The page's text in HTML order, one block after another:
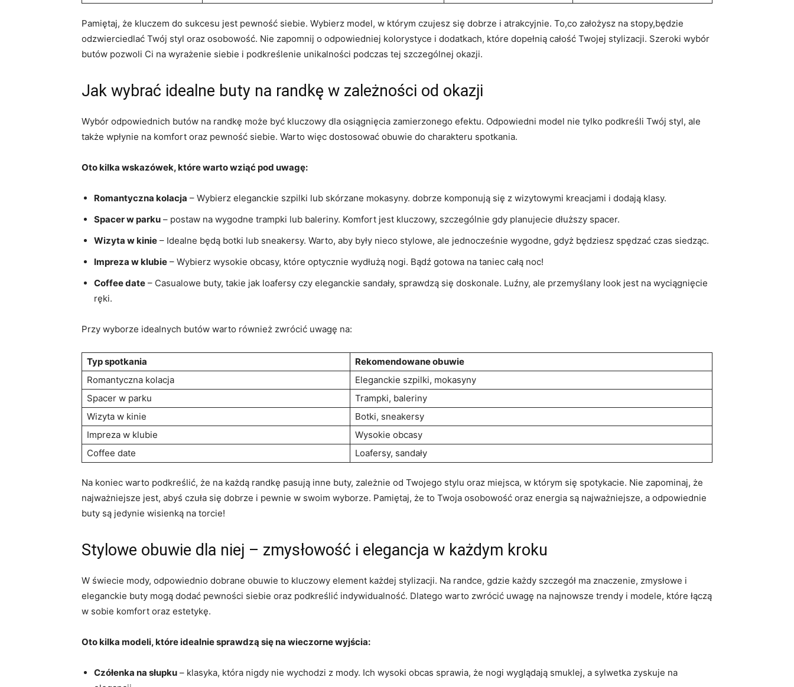
Pamiętaj, że kluczem do sukcesu jest pewność siebie. Wybierz model, w którym czujesz się dobrze i atrakcyjnie. To,co założysz na stopy,będzie
odzwierciedlać Twój styl oraz osobowość. Nie zapomnij o odpowiedniej kolorystyce i dodatkach, które dopełnią całość Twojej stylizacji. Szeroki wybór
butów pozwoli Ci na wyrażenie siebie i podkreślenie unikalności podczas tej szczególnej okazji.
Jak wybrać idealne buty na randkę w zależności od okazji
Wybór odpowiednich butów na randkę może być kluczowy dla osiągnięcia zamierzonego efektu. Odpowiedni model nie tylko podkreśli Twój styl, ale
także wpłynie na komfort oraz pewność siebie. Warto więc dostosować obuwie do charakteru spotkania.
Oto kilka wskazówek, które warto wziąć pod uwagę:
Romantyczna kolacja – Wybierz eleganckie szpilki lub skórzane mokasyny. dobrze komponują się z wizytowymi kreacjami i dodają klasy.
Spacer w parku – postaw na wygodne trampki lub baleriny. Komfort jest kluczowy, szczególnie gdy planujecie dłuższy spacer.
Wizyta w kinie – Idealne będą botki lub sneakersy. Warto, aby były nieco stylowe, ale jednocześnie wygodne, gdyż będziesz spędzać czas siedząc.
Impreza w klubie – Wybierz wysokie obcasy, które optycznie wydłużą nogi. Bądź gotowa na taniec całą noc!
Coffee date – Casualowe buty, takie jak loafersy czy eleganckie sandały, sprawdzą się doskonale. Luźny, ale przemyślany look jest na wyciągnięcie
ręki.
Przy wyborze idealnych butów warto również zwrócić uwagę na:
Typ spotkania
Rekomendowane obuwie
Romantyczna kolacja
Eleganckie szpilki, mokasyny
Spacer w parku
Trampki, baleriny
Wizyta w kinie
Botki, sneakersy
Impreza w klubie
Wysokie obcasy
Coffee date
Loafersy, sandały
Na koniec warto podkreślić, że na każdą randkę pasują inne buty, zależnie od Twojego stylu oraz miejsca, w którym się spotykacie. Nie zapominaj, że
najważniejsze jest, abyś czuła się dobrze i pewnie w swoim wyborze. Pamiętaj, że to Twoja osobowość oraz energia są najważniejsze, a odpowiednie
buty są jedynie wisienką na torcie!
Stylowe obuwie dla niej – zmysłowość i elegancja w każdym kroku
W świecie mody, odpowiednio dobrane obuwie to kluczowy element każdej stylizacji. Na randce, gdzie każdy szczegół ma znaczenie, zmysłowe i
eleganckie buty mogą dodać pewności siebie oraz podkreślić indywidualność. Dlatego warto zwrócić uwagę na najnowsze trendy i modele, które łączą
w sobie komfort oraz estetykę.
Oto kilka modeli, które idealnie sprawdzą się na wieczorne wyjścia:
Czółenka na słupku – klasyka, która nigdy nie wychodzi z mody. Ich wysoki obcas sprawia, że nogi wyglądają smuklej, a sylwetka zyskuje na